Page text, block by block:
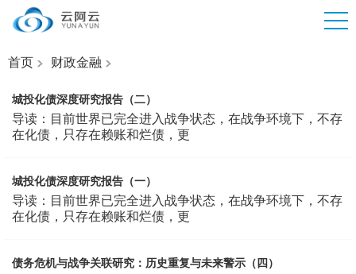
首页 财政金融
城投化债深度研究报告（二）
导读：目前世界已完全进入战争状态，在战争环境下，不存
在化债，只存在赖账和烂债，更
城投化债深度研究报告（一）
导读：目前世界已完全进入战争状态，在战争环境下，不存
在化债，只存在赖账和烂债，更
债务危机与战争关联研究：历史重复与未来警示（四）